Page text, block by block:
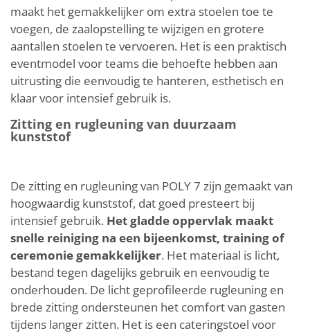
maakt het gemakkelijker om extra stoelen toe te
voegen, de zaalopstelling te wijzigen en grotere
aantallen stoelen te vervoeren. Het is een praktisch
eventmodel voor teams die behoefte hebben aan
uitrusting die eenvoudig te hanteren, esthetisch en
klaar voor intensief gebruik is.
Zitting en rugleuning van duurzaam
kunststof
De zitting en rugleuning van POLY 7 zijn gemaakt van
hoogwaardig kunststof, dat goed presteert bij
intensief gebruik. Het gladde oppervlak maakt
snelle reiniging na een bijeenkomst, training of
ceremonie gemakkelijker. Het materiaal is licht,
bestand tegen dagelijks gebruik en eenvoudig te
onderhouden. De licht geprofileerde rugleuning en
brede zitting ondersteunen het comfort van gasten
tijdens langer zitten. Het is een cateringstoel voor